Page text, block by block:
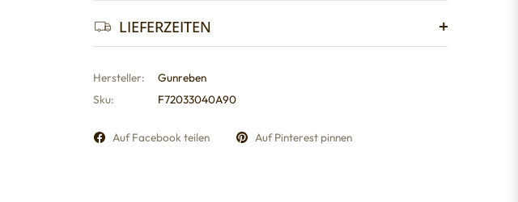
LIEFERZEITEN
Hersteller:
Gunreben
Sku:
F72033040A90
Auf Facebook teilen Auf Pinterest pinnen